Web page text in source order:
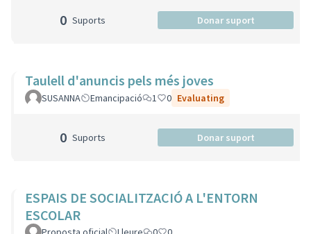
0 Suports Donar suport
Taulell d'anuncis pels més joves
SUSANNA Emancipació 1 0 Evaluating
0 Suports Donar suport
ESPAIS DE SOCIALITZACIÓ A L'ENTORN
ESCOLAR